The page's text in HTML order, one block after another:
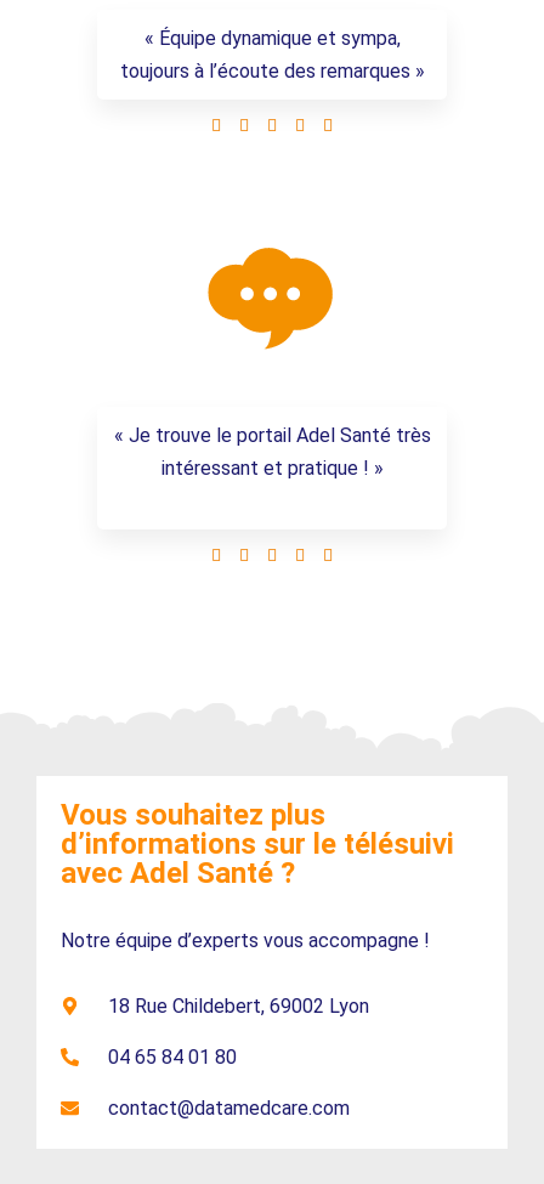
« Équipe dynamique et sympa,
toujours à l’écoute des remarques »
    
« Je trouve le portail Adel Santé très
intéressant et pratique ! »
    
Vous souhaitez plus
d’informations sur le télésuivi
avec Adel Santé ?
Notre équipe d’experts vous accompagne !
18 Rue Childebert, 69002 Lyon
04 65 84 01 80
contact@datamedcare.com